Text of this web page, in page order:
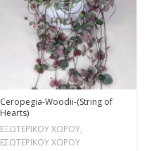
Ceropegia-Woodii-(String of
Hearts)
ΕΞΩΤΕΡΙΚΟΥ ΧΩΡΟΥ,
ΕΣΩΤΕΡΙΚΟΥ ΧΩΡΟΥ